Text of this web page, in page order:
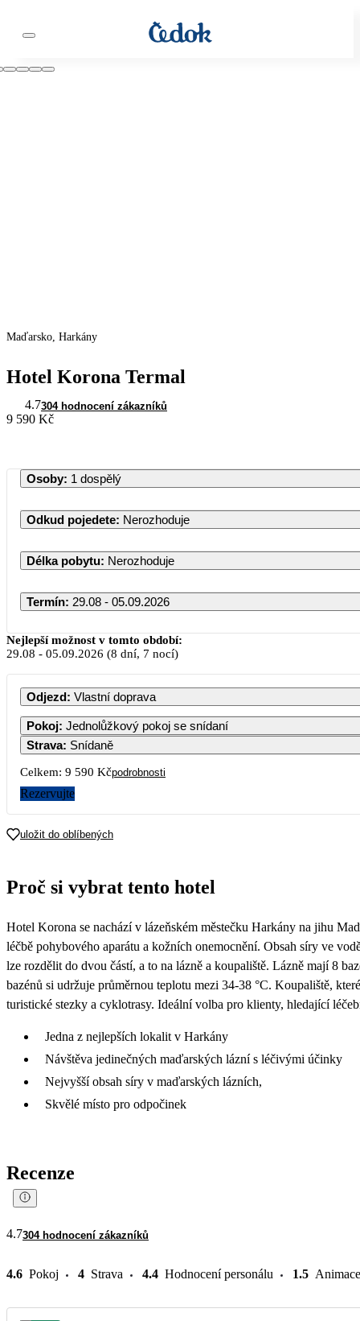
Maďarsko, Harkány
Hotel Korona Termal
4.7304 hodnocení zákazníků
9 590 Kč
Osoby: 1 dospělý
Odkud pojedete: Nerozhoduje
Délka pobytu: Nerozhoduje
Termín: 29.08 - 05.09.2026
Nejlepší možnost v tomto období:
29.08 - 05.09.2026 (8 dní, 7 nocí)
Odjezd: Vlastní doprava
Pokoj: Jednolůžkový pokoj se snídaní
Strava: Snídaně
Celkem: 9 590 Kčpodrobnosti
Rezervujte
uložit do oblíbených
Proč si vybrat tento hotel
Hotel Korona se nachází v lázeňském městečku Harkány na jihu
léčbě pohybového aparátu a kožních onemocnění. Obsah síry ve
lze rozdělit do dvou částí, a to na lázně a koupaliště. Lázně mají 8
bazénů si udržuje průměrnou teplotu mezi 34-38 °C. Koupaliště,
turistické stezky a cyklotrasy. Ideální volba pro klienty, hledající
Jedna z nejlepších lokalit v Harkány
Návštěva jedinečných maďarských lázní s léčivými účinky
Nejvyšší obsah síry v maďarských lázních,
Skvělé místo pro odpočinek
Recenze
4.7304 hodnocení zákazníků
4.6 Pokoj 4 Strava 4.4 Hodnocení personálu 1.5 Animace